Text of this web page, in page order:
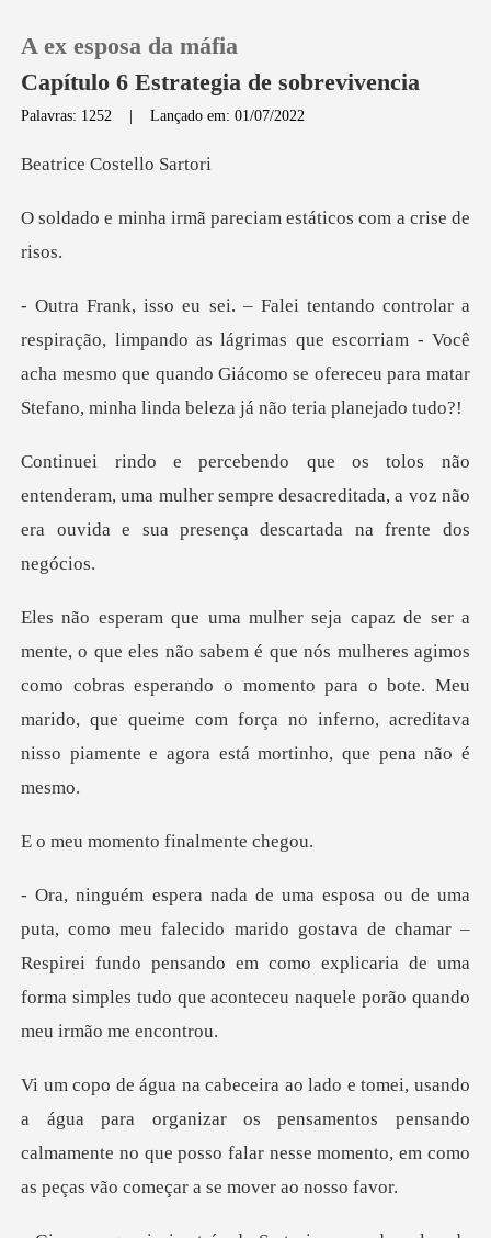
Loja
Sair
Baixar App
A ex esposa da máfia
Capítulo 6 Estrategia de sobrevivencia
Palavras: 1252 |Lançado em: 01/07/2022
Costell
ã pareciam estáticos
ndo as lágrimas que escorriam - Você
acha mesmo que quando Giácomo se ofer
ram, uma mulher sempre desacreditada, a voz não
era o
mulheres agimos
como cobras esperando o momento para o bote. Meu
marido, que queime com
ento finalm
arido gostava de chamar –
Respirei fundo pensando em como explicaria de uma
organizar os pensamentos pensando
calmamente no que posso falar ne